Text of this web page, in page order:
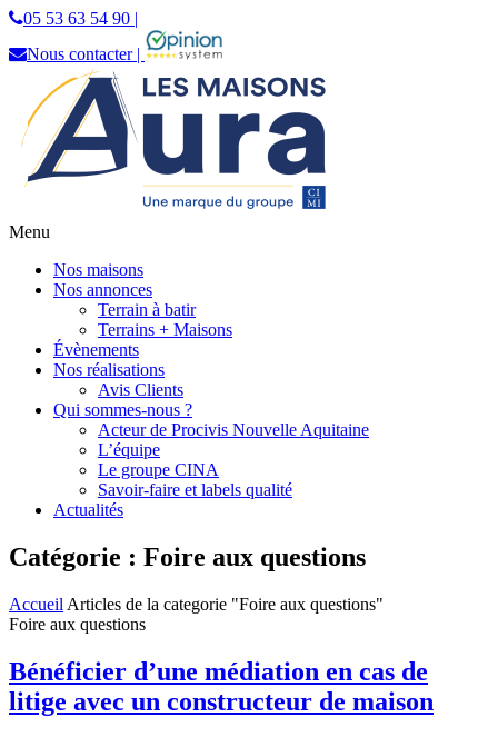
05 53 63 54 90 |
Nous contacter |
Les Maisons Aura
Constructeur de maisons individuelles en
Dordogne
Menu
Nos maisons
Nos annonces
Terrain à batir
Terrains + Maisons
Évènements
Nos réalisations
Avis Clients
Qui sommes-nous ?
Acteur de Procivis Nouvelle Aquitaine
L’équipe
Le groupe CINA
Savoir-faire et labels qualité
Actualités
Catégorie : Foire aux questions
Accueil Articles de la categorie "Foire aux questions"
Foire aux questions
Bénéficier d’une médiation en cas de
litige avec un constructeur de maison